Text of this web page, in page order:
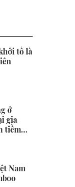
tố là
ở
gia
tiềm
Nam